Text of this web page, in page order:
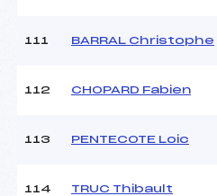
111 BARRAL Christophe
112 CHOPARD Fabien
113 PENTECOTE Loic
114 TRUC Thibault